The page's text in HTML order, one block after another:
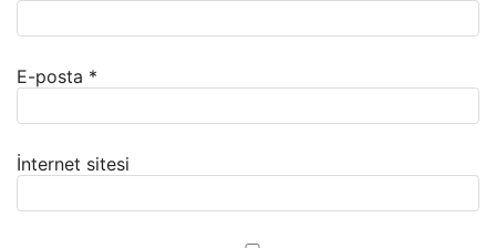
E-posta *
İnternet sitesi